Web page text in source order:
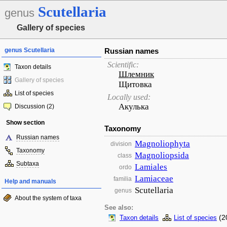
genus Scutellaria
Gallery of species
genus Scutellaria
Taxon details
Gallery of species
List of species
Discussion (2)
Show section
Russian names
Taxonomy
Subtaxa
Help and manuals
About the system of taxa
Russian names
Scientific:
Шлемник
Щитовка
Locally used:
Акулька
Taxonomy
division Magnoliophyta
class Magnoliopsida
ordo Lamiales
familia Lamiaceae
genus Scutellaria
See also:
Taxon details
List of species